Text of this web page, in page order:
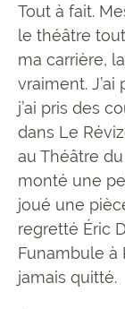
Tout à fait.
le théâtre
ma carrière,
vraiment.
j’ai pris des
dans Le
au Théâtre
monté une
joué une
regretté Éric
Funambule à
jamais quitté.